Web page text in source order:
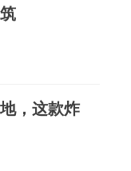
，这款炸